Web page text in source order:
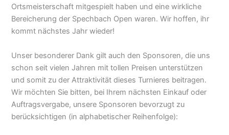
Ortsmeisterschaft mitgespielt haben und eine wirkliche
Bereicherung der Spechbach Open waren. Wir hoffen, ihr
kommt nächstes Jahr wieder!
Unser besonderer Dank gilt auch den Sponsoren, die uns
schon seit vielen Jahren mit tollen Preisen unterstützen
und somit zu der Attraktivität dieses Turnieres beitragen.
Wir möchten Sie bitten, bei Ihrem nächsten Einkauf oder
Auftragsvergabe, unsere Sponsoren bevorzugt zu
berücksichtigen (in alphabetischer Reihenfolge):